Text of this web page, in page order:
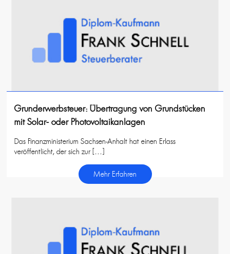
Grunderwerbsteuer: Übertragung von Grundstücken
mit Solar- oder Photovoltaikanlagen
Das Finanzministerium Sachsen-Anhalt hat einen Erlass
veröffentlicht, der sich zur […]
Mehr Erfahren